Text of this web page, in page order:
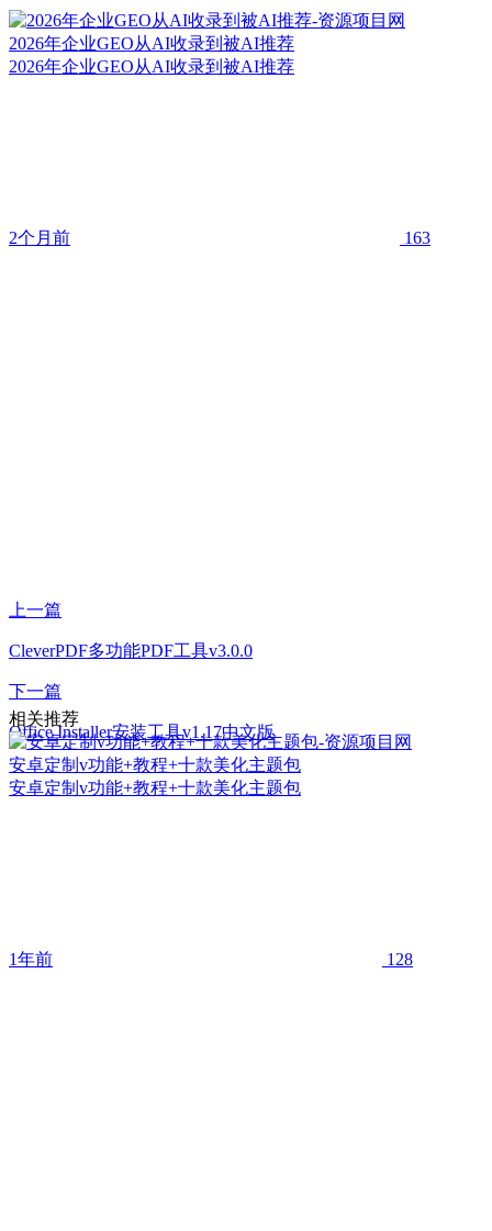
2026年企业GEO从AI收录到被AI推荐
2026年企业GEO从AI收录到被AI推荐
2个月前 163
上一篇
CleverPDF多功能PDF工具v3.0.0
下一篇
Office Installer安装工具v1.17中文版
相关推荐
安卓定制v功能+教程+十款美化主题包
安卓定制v功能+教程+十款美化主题包
1年前 128